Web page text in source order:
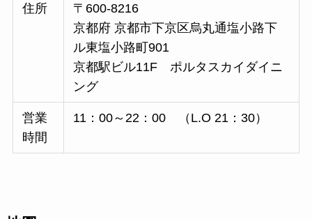
住所
〒600-8216
京都府 京都市下京区烏丸通塩小路下
ル東塩小路町901
京都駅ビル11F ポルタスカイダイニ
ング
営業
時間
11：00～22：00 （L.O 21：30）